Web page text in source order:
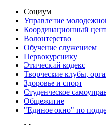
Социум
Управление
Координационный
Волонтерство
Обучение служением
Первокурснику
Этический кодекс
Творческие клубы,
Здоровье и спорт
Студенческое
Общежитие
"Единое окно" по